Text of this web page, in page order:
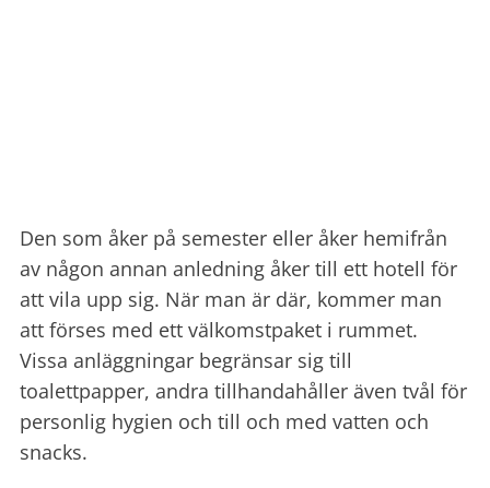
Den som åker på semester eller åker hemifrån
av någon annan anledning åker till ett hotell för
att vila upp sig. När man är där, kommer man
att förses med ett välkomstpaket i rummet.
Vissa anläggningar begränsar sig till
toalettpapper, andra tillhandahåller även tvål för
personlig hygien och till och med vatten och
snacks.